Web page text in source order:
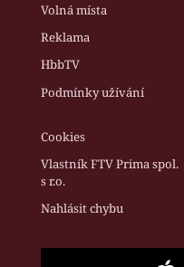
Volná místa
Reklama
HbbTV
Podmínky užívání
Cookies
Vlastník FTV Prima spol.
s r.o.
Nahlásit chybu